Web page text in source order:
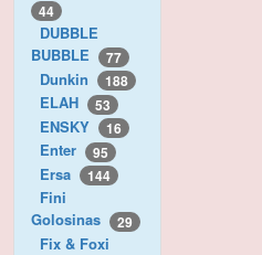
44
DUBBLE
BUBBLE
77
Dunkin 188
ELAH 53
ENSKY 16
Enter 95
Ersa 144
Fini
Golosinas
29
Fix & Foxi